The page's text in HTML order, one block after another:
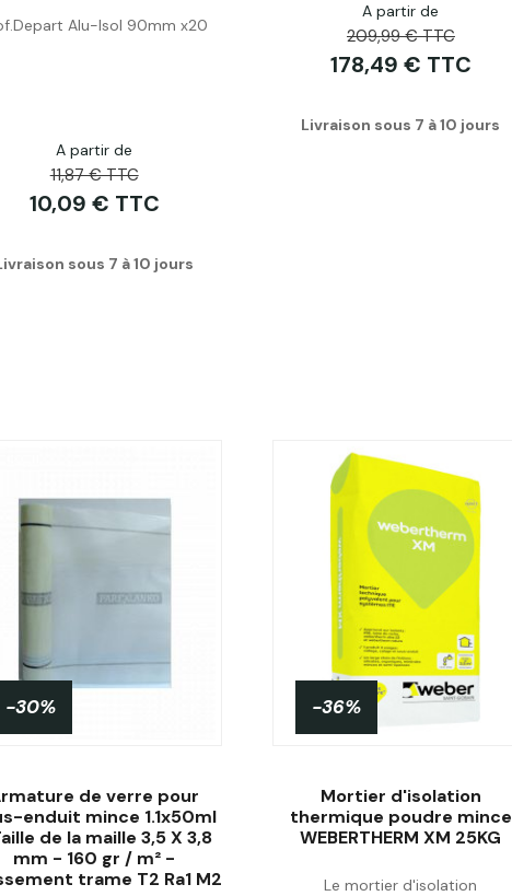
Alu-Isol 90mm x20
A partir de
11,87 € TTC
10,09 € TTC
sous 7 à 10 jours
Acheter
A partir de
209,99 € TTC
178,49 € TTC
Livraison sous 7 à 10 jours
Acheter
-30%
de verre pour
enduit mince 1.1x50ml
de la maille 3,5 X 3,8
mm - 160 gr / m² -
trame T2 Ra1 M2
-36%
Mortier d'isolation
thermique poudre mince
WEBERTHERM XM 25KG
Le mortier d'isolation